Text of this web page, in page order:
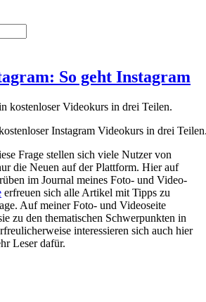
So geht Instagram
Instagram Videokurs in drei
Frage stellen sich viele Nutzer von
die Neuen auf der Plattform. Hier auf
im Journal meines Foto- und Video-
erfreuen sich alle Artikel mit Tipps zu
Auf meiner Foto- und Videoseite
zu den thematischen Schwerpunkten in
interessieren sich auch hier
Leser dafür.